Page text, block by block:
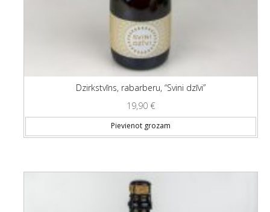
Dzirkstvīns, rabarberu, “Svini dzīvi”
19,90 €
Pievienot grozam